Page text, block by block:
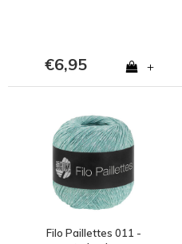
€6,95 +
Filo Paillettes 011 -